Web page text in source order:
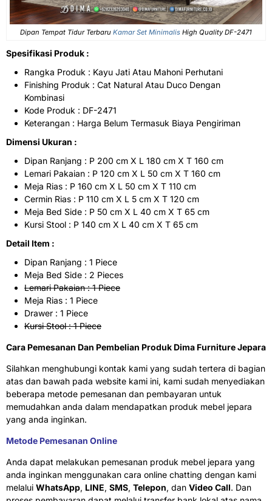
Dipan Tempat Tidur Terbaru Kamar Set Minimalis High Quality DF-2471
Spesifikasi Produk :
Rangka Produk : Kayu Jati Atau Mahoni Perhutani
Finishing Produk : Cat Natural Atau Duco Dengan
Kombinasi
Kode Produk : DF-2471
Keterangan : Harga Belum Termasuk Biaya Pengiriman
Dimensi Ukuran :
Dipan Ranjang : P 200 cm X L 180 cm X T 160 cm
Lemari Pakaian : P 120 cm X L 50 cm X T 160 cm
Meja Rias : P 160 cm X L 50 cm X T 110 cm
Cermin Rias : P 110 cm X L 5 cm X T 120 cm
Meja Bed Side : P 50 cm X L 40 cm X T 65 cm
Kursi Stool : P 140 cm X L 40 cm X T 65 cm
Detail Item :
Dipan Ranjang : 1 Piece
Meja Bed Side : 2 Pieces
Lemari Pakaian : 1 Piece
Meja Rias : 1 Piece
Drawer : 1 Piece
Kursi Stool : 1 Piece
Cara Pemesanan Dan Pembelian Produk Dima Furniture Jepara
Silahkan menghubungi kontak kami yang sudah tertera di bagian
atas dan bawah pada website kami ini, kami sudah menyediakan
beberapa metode pemesanan dan pembayaran untuk
memudahkan anda dalam mendapatkan produk mebel jepara
yang anda inginkan.
Metode Pemesanan Online
Anda dapat melakukan pemesanan produk mebel jepara yang
anda inginkan menggunakan cara online chatting dengan kami
melalui WhatsApp, LINE, SMS, Telepon, dan Video Call. Dan